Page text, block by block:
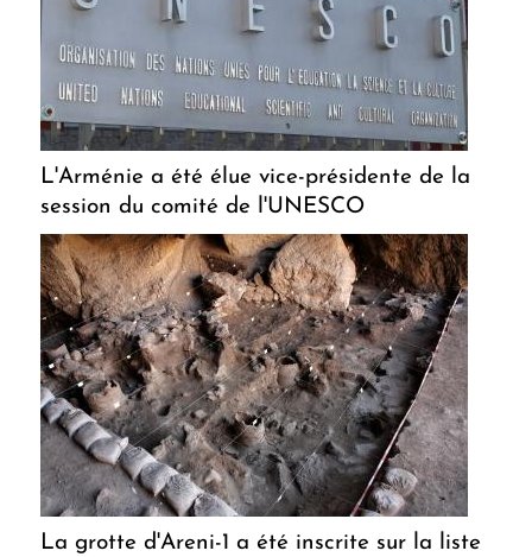
L'Arménie a été élue vice-présidente de la
session du comité de l'UNESCO
La grotte d'Areni-1 a été inscrite sur la liste